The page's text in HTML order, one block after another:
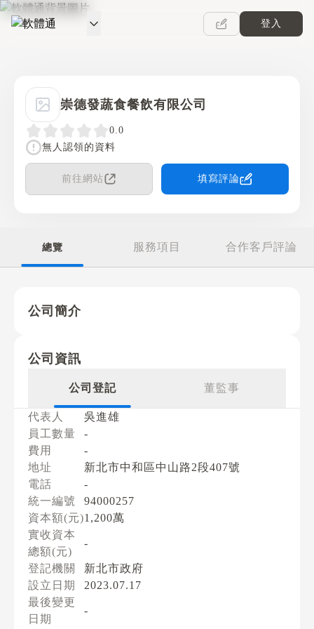
軟體通
登入
崇德發蔬食餐飲有限公司
0.0
無人認領的資料
前往網站 填寫評論
總覽 服務項目 合作客戶評論
公司簡介
公司資訊
公司登記 董監事
代表人
吳進雄
員工數量
-
費用
-
地址
新北市中和區中山路2段407號
電話
-
統一編號
94000257
資本額(元)1,200萬
實收資本
總額(元)
-
登記機關
新北市政府
設立日期
2023.07.17
最後變更
日期
-